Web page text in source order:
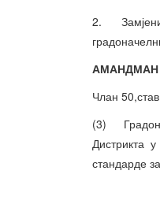
2. Замјеник
АМАНДМАН
Члан
(3)
Дистрикта
стандарде